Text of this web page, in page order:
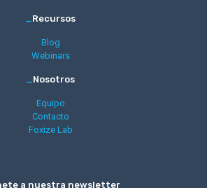
_Recursos
Blog
Webinars
_Nosotros
Equipo
Contacto
Foxize Lab
a nuestra newsletter